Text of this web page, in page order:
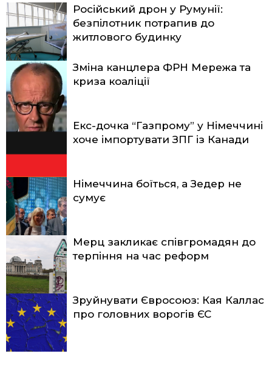
Російський дрон у Румунії:
безпілотник потрапив до
житлового будинку
Зміна канцлера ФРН Мережа та
криза коаліції
Екс-дочка “Газпрому” у Німеччині
хоче імпортувати ЗПГ із Канади
Німеччина боїться, а Зедер не
сумує
Мерц закликає співгромадян до
терпіння на час реформ
Зруйнувати Євросоюз: Кая Каллас
про головних ворогів ЄС